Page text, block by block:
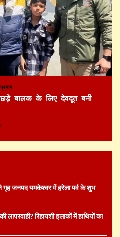
बालक के लिए देवदूत बनी
गृह जनपद यमकेश्वर में हरेला पर्व के शुभ
रिहायशी इलाकों में हाथियों का